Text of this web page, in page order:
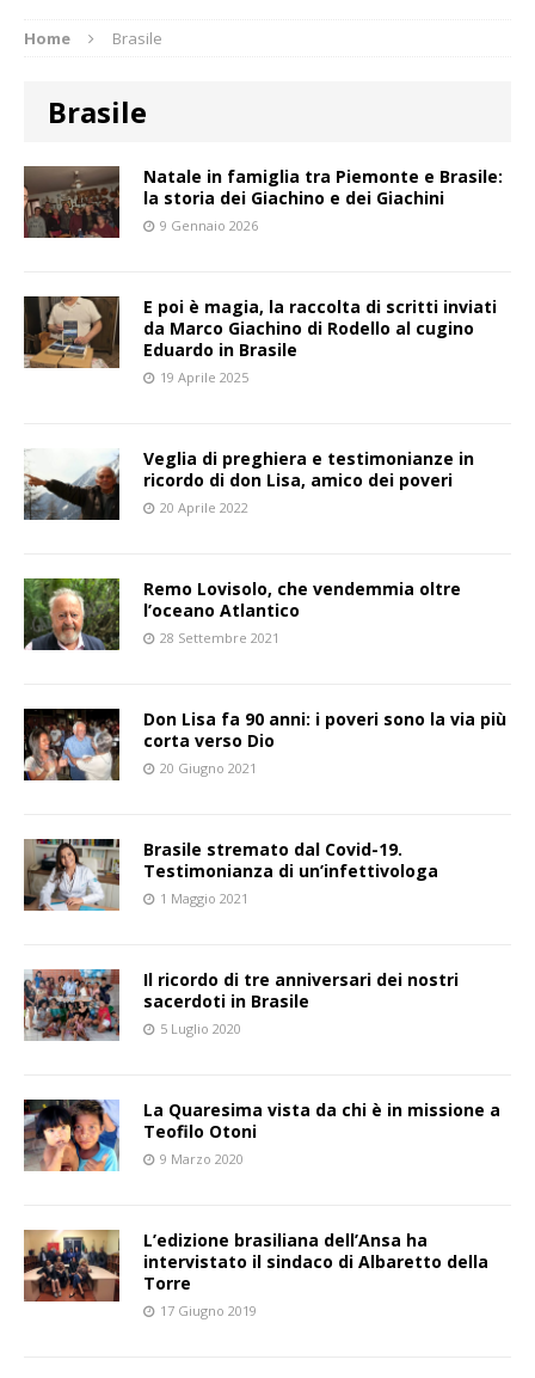
Home Brasile
Brasile
Natale in famiglia tra Piemonte e Brasile:
la storia dei Giachino e dei Giachini
9 Gennaio 2026
E poi è magia, la raccolta di scritti inviati
da Marco Giachino di Rodello al cugino
Eduardo in Brasile
19 Aprile 2025
Veglia di preghiera e testimonianze in
ricordo di don Lisa, amico dei poveri
20 Aprile 2022
Remo Lovisolo, che vendemmia oltre
l’oceano Atlantico
28 Settembre 2021
Don Lisa fa 90 anni: i poveri sono la via più
corta verso Dio
20 Giugno 2021
Brasile stremato dal Covid-19.
Testimonianza di un’infettivologa
1 Maggio 2021
Il ricordo di tre anniversari dei nostri
sacerdoti in Brasile
5 Luglio 2020
La Quaresima vista da chi è in missione a
Teofilo Otoni
9 Marzo 2020
L’edizione brasiliana dell’Ansa ha
intervistato il sindaco di Albaretto della
Torre
17 Giugno 2019